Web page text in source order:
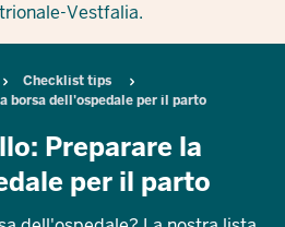
Vestfalia.
Checklist tips
borsa dell'ospedale per il parto
Preparare la
per il parto